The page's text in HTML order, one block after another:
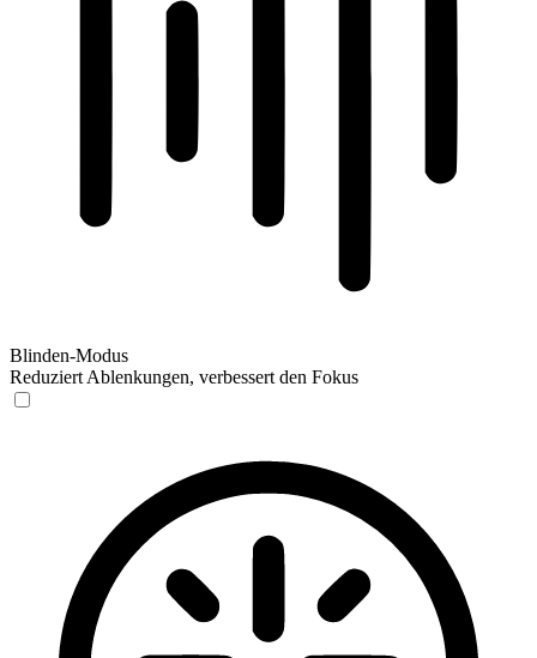
Blinden-Modus
Reduziert Ablenkungen, verbessert den Fokus